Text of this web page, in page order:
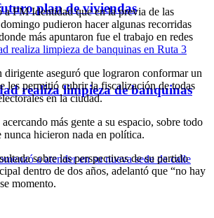
plan de viviendas
realiza limpieza de banquinas
a FM Identidad que en la previa de las
pudieron hacer algunas recorridas
más apuntaron fue el trabajo en redes
dirigente aseguró que lograron conformar un
les permitió cubrir la fiscalización de todas
en la ciudad.
más gente a su espacio, sobre todo
nunca hicieron nada en política.
sobre las perspectivas de su partido
dentro de dos años, adelantó que “no hay
momento.